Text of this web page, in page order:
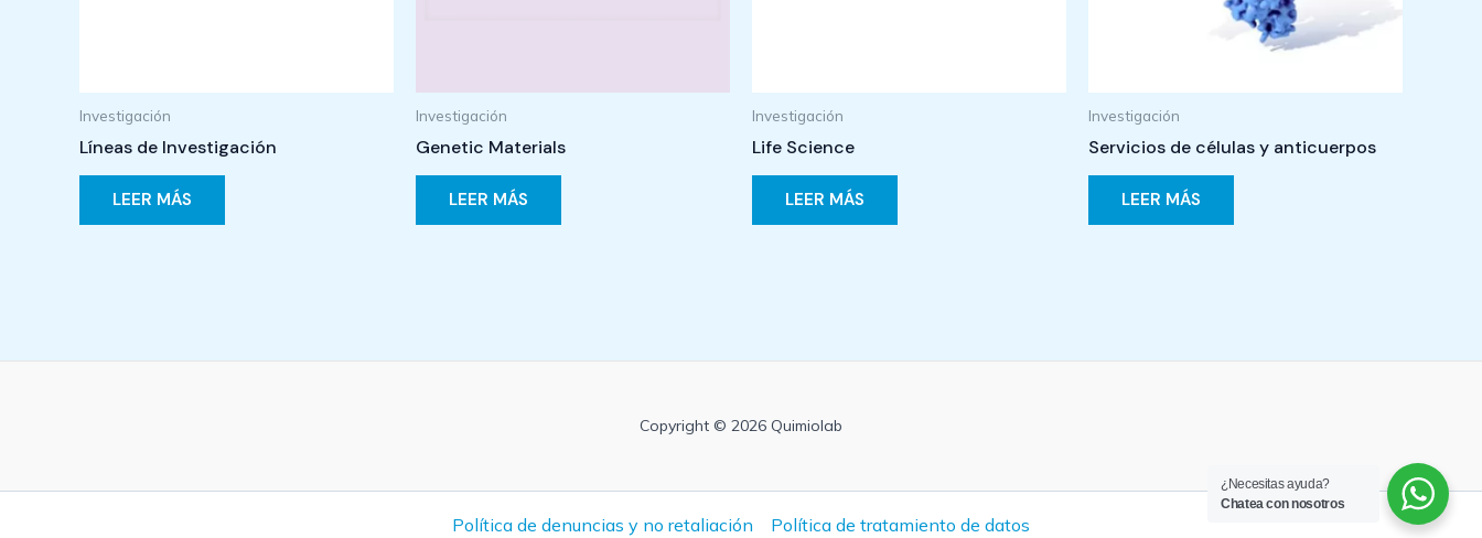
Investigación
Líneas de Investigación
LEER MÁS
Investigación
Genetic Materials
LEER MÁS
Investigación
Life Science
LEER MÁS
Investigación
Servicios de células y anticuerpos
LEER MÁS
Copyright © 2026 Quimiolab
Política de denuncias y no retaliación Política de tratamiento de datos
¿Necesitas ayuda?
Chatea con nosotros